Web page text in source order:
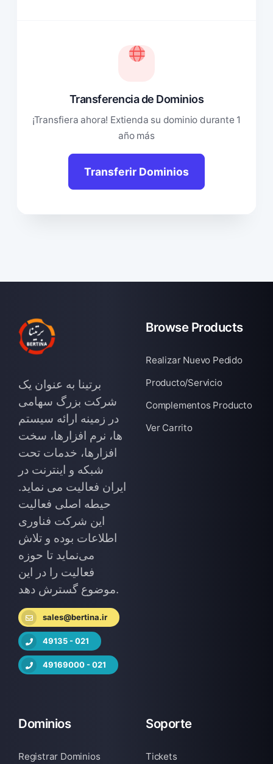
Transferencia de Dominios
¡Transfiera ahora! Extienda su dominio durante 1
año más
Transferir Dominios
برتینا به عنوان یک
شرکت بزرگ سهامی
در زمینه ارائه سیستم
ها، نرم افزارها، سخت
افزارها، خدمات تحت
شبکه و اینترنت در
ایران فعالیت می نماید.
حیطه اصلی فعالیت
این شرکت فناوری
اطلاعات بوده و تلاش
می‌نماید تا حوزه
فعالیت را در این
موضوع گسترش دهد.
sales@bertina.ir
49135 - 021
49169000 - 021
Browse Products
Realizar Nuevo Pedido
Producto/Servicio
Complementos Producto
Ver Carrito
Dominios
Registrar Dominios
Soporte
Tickets